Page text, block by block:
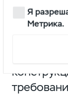
НаЯ
Метрика.